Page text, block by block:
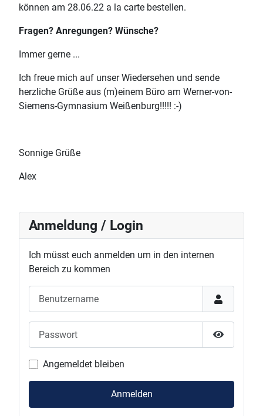
Anmeldung / Login
Ich müsst euch anmelden um in den internen
Bereich zu kommen
Passwort
Angemeldet bleiben
Anmelden
können am 28.06.22 a la carte bestellen.
Fragen? Anregungen? Wünsche?
Immer gerne ...
Ich freue mich auf unser Wiedersehen und sende
herzliche Grüße aus (m)einem Büro am Werner-von-
Siemens-Gymnasium Weißenburg!!!!! :-)
Sonnige Grüße
Alex